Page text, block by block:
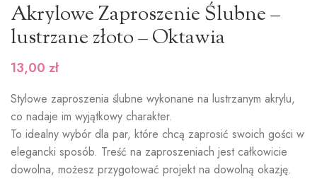
Akrylowe Zaproszenie Ślubne –
lustrzane złoto – Oktawia
13,00 zł
Stylowe zaproszenia ślubne wykonane na lustrzanym akrylu,
co nadaje im wyjątkowy charakter.
To idealny wybór dla par, które chcą zaprosić swoich gości w
elegancki sposób. Treść na zaproszeniach jest całkowicie
dowolna, możesz przygotować projekt na dowolną okazję.